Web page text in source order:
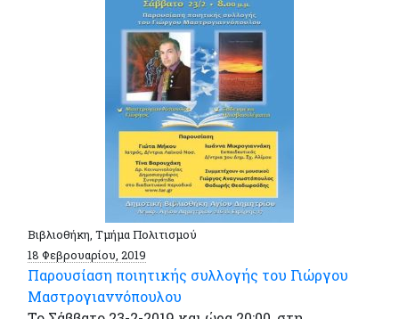
Βιβλιοθήκη, Τμήμα Πολιτισμού
18 Φεβρουαρίου, 2019
Παρουσίαση ποιητικής συλλογής του Γιώργου
Μαστρογιαννόπουλου